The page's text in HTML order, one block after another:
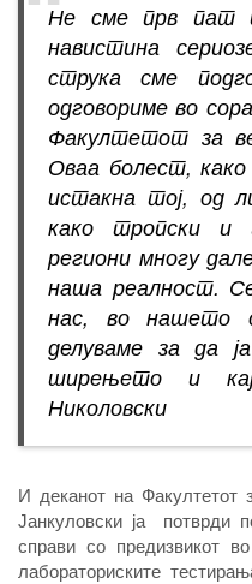
Не сме прв пат
навистина
струка сме
одговориме во
Факултетот за
Оваа болест,
истакна тој, од
како тропски и
региони многу
наша реалност.
нас, во нашето
делуваме за да
ширењето и
Николовски
И деканот на Факултетот
Јанкуловски ја потврди
справи со предизвикот
лабораториските